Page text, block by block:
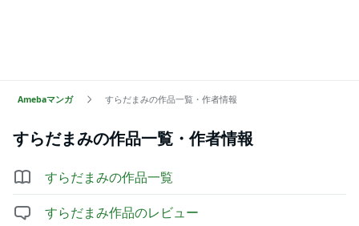
Amebaマンガ すらだまみの作品一覧・作者情報
すらだまみの作品一覧・作者情報
すらだまみの作品一覧
すらだまみ作品のレビュー